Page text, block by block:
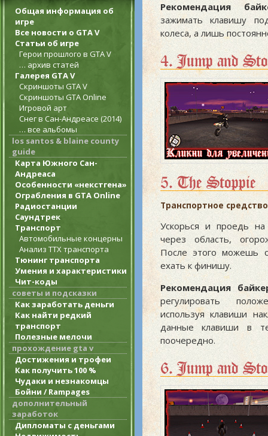
Общая информация об
игре
Все новости о GTA V
Статьи об игре
Герои прошлого в GTA V
… архив статей
Галерея GTA V
Скриншоты GTA V
Скриншоты GTA Online
Игровой арт
Снег в Сан-Андреасе (2014)
… все альбомы
los santos & blaine county
guide
Карта Южного Сан-
Андреаса
Особенности «некстгена»
Ограбления в GTA Online
Радиостанции
Саундтрек
Транспорт
Автомобильные концерны
Анализ ТТХ транспорта
Тюнинг транспорта
Умения и характеристики
Чит-коды
советы и подсказки
Как заработать деньги
Как найти редкий
транспорт
Полезные мелочи
прохождение gta v
Достижения и трофеи
Как получить 100 %
Чудаки и незнакомцы
Бойни / Rampages
дополнительный
заработок
Дипломаты с деньгами
Рекомендация
зажимать клавишу
колеса, а лишь
4. Jump and
5. The Stoppie
Транспортное
Ускорься и проедь
через область,
После этого можешь
ехать к финишу.
Рекомендация
регулировать
используя клавиши
данные клавиши в
поочередно.
6. Jump and